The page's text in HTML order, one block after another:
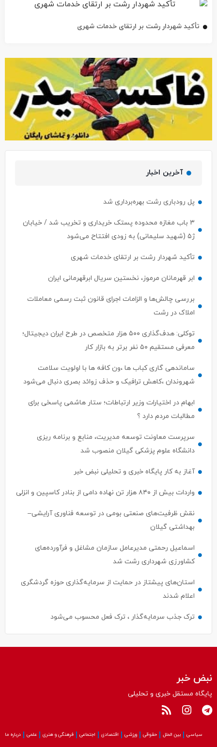
تأکید شهردار رشت بر ارتقای خدمات شهری
آخرین اخبار
پل رودباری رشت بهره‌برداری شد
۳ باب مغازه محدوده پستک خریداری و تخریب شد / خیابان
ژ۵ (شهید سلیمانی) به زودی افتتاح می‌شود
تأکید شهردار رشت بر ارتقای خدمات شهری
ابر قهرمانان مرموز، نخستین سریال ابرقهرمانی ایران
بررسی چالش‌ها و الزامات اجرای قانون ثبت رسمی معاملات
املاک در رشت
توکلی: هدف‌گذاری ۵۰۰ هزار متخصص در طرح ایران دیجیتال؛
معرفی مستقیم ۵۰ نفر برتر به بازار کار
ساماندهی گاری کباب ها ،ون کافه ها با اولویت سلامت
شهروندان ،کاهش ترافیک و حذف زوائد بصری دنبال می‌شود
ابهام در اختیارات وزیر ارتباطات؛ ستار هاشمی پاسخی برای
مطالبات مردم دارد ؟
سرپرست معاونت توسعه مدیریت، منابع و برنامه ریزی
دانشگاه علوم پزشکی گیلان منصوب شد
آغاز به کار پایگاه خبری و تحلیلی نبض خبر
واردات بیش از ۸۴۰ هزار تن نهاده دامی از بنادر كاسپین و انزلی
نقش ظرفیت‌های صنعتی بومی در توسعه فناوری آرایشی–
بهداشتی گیلان
اسماعیل رحمتی مدیرعامل سازمان مشاغل و فرآورده‌های
کشاورزی شهرداری رشت شد
استان‌های پیشتاز در حمایت از سرمایه‌گذاری حوزه گردشگری
اعلام شدند
ترک جذب سرمایه‌گذار ، ترک فعل محسوب می‌شود
نبض خبر
پایگاه مستقل خبری و تحلیلی
سیاسی بین الملل حقوقی ورزشی اقتصادی اجتماعی فرهنگی و هنری علمی درباره ما